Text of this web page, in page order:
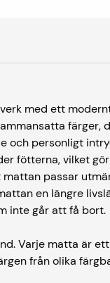
med ett
färger,
och personligt
fötterna, vilket
passar
en längre
inte går att få bort.
Varje matta är
från olika